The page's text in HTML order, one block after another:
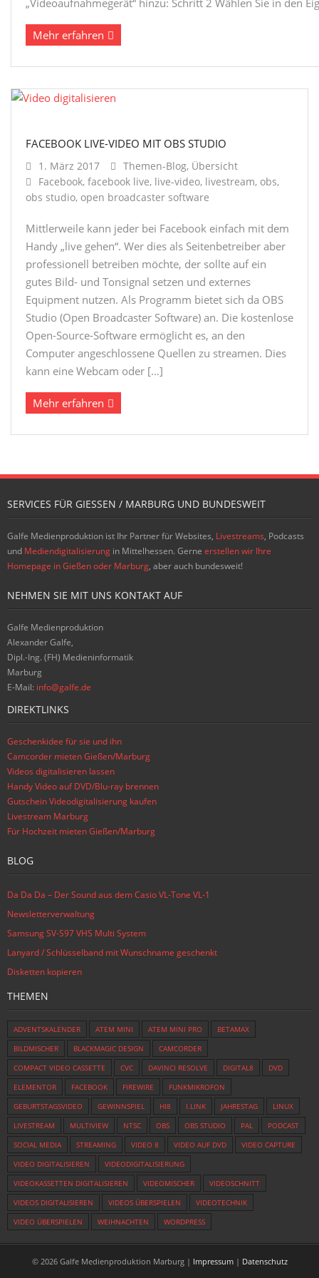
„Videoaufnahmegerät“ hinzu: Schritt 2 Wählen Sie in den
Mehr erfahren
FACEBOOK LIVE-VIDEO MIT OBS STUDIO
1. März 2017 Themen-Blog, Übersicht
Facebook, facebook live, live-video, livestream, obs,
obs studio, open broadcaster software
Mittlerweile kann jeder bei Facebook einfach mit dem
Handy „live gehen“. Wer dies als Seitenbetreiber aber
professionell betreiben möchte, der sollte auf ein
gutes Bild- und Tonsignal setzen und externes
Equipment nutzen. Als Programm bietet sich da OBS
Studio (Open Broadcaster Software) an. Die kostenlose
Open-Source-Software ermöglicht es, an den
Computer angeschlossene Quellen zu streamen. Dies
kann eine Webcam oder […]
Mehr erfahren
SERVICES FÜR GIESSEN / MARBURG UND BUNDESWEIT
Galfe Medienproduktion ist Ihr Partner für Websites, Livestreams, Podcasts
und Mediendigitalisierung in Mittelhessen. Gerne erstellen wir Ihre
Homepage in Gießen oder Marburg, aber auch bundesweit!
NEHMEN SIE MIT UNS KONTAKT AUF
Galfe Medienproduktion
Alexander Galfe,
Dipl.-Ing. (FH) Medieninformatik
Marburg
E-Mail: info@galfe.de
DIREKTLINKS
Geschenkidee für sie und ihn
Camcorder mieten Gießen/Marburg
Videos digitalisieren lassen
Handy Video auf DVD/Blu-ray brennen
Gutschein Videodigitalisierung kaufen
Livestream Marburg
Für Hochzeit mieten Gießen/Marburg
BLOG
Da Da Da – Der Sound aus dem Casio VL-Tone VL-1
Newsletterverwaltung
Samsung SV-S97 VHS Multi System
Lanyard / Schlüsselband mit Wunschname geschenkt
Disketten kopieren
THEMEN
ADVENTSKALENDER ATEM MINI ATEM MINI PRO
BETAMAX
BILDMISCHER
BLACKMAGIC DESIGN
CAMCORDER
COMPACT VIDEO CASSETTE
CVC DAVINCI RESOLVE DIGITAL8
DVD
ELEMENTOR
FACEBOOK FIREWIRE
FUNKMIKROFON
GEBURTSTAGSVIDEO
GEWINNSPIEL HI8 I.LINK JAHRESTAG
LINUX
LIVESTREAM
MULTIVIEW NTSC OBS OBS STUDIO PAL
PODCAST
SOCIAL MEDIA
STREAMING VIDEO 8 VIDEO AUF DVD
VIDEO CAPTURE
VIDEO DIGITALISIEREN
VIDEODIGITALISIERUNG
VIDEOKASSETTEN DIGITALISIEREN
VIDEOMISCHER
VIDEOSCHNITT
VIDEOS DIGITALISIEREN
VIDEOS ÜBERSPIELEN
VIDEOTECHNIK
VIDEO ÜBERSPIELEN
WEIHNACHTEN WORDPRESS
© 2026 Galfe Medienproduktion Marburg | Impressum| Datenschutz